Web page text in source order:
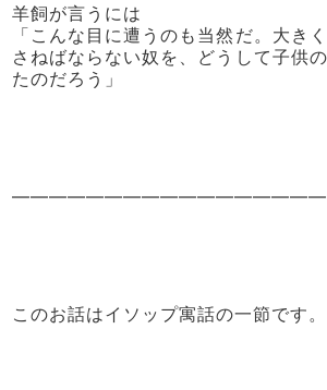
羊飼が言うには
「こんな目に遭うのも当然だ。大き
さねばならない奴を、どうして子供
たのだろう」
このお話はイソップ寓話の一節です。